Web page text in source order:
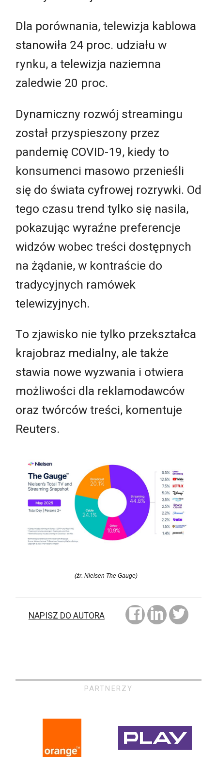
Dla porównania, telewizja kablowa
stanowiła 24 proc. udziału w
rynku, a telewizja naziemna
zaledwie 20 proc.
Dynamiczny rozwój streamingu
został przyspieszony przez
pandemię COVID-19, kiedy to
konsumenci masowo przenieśli
się do świata cyfrowej rozrywki. Od
tego czasu trend tylko się nasila,
pokazując wyraźne preferencje
widzów wobec treści dostępnych
na żądanie, w kontraście do
tradycyjnych ramówek
telewizyjnych.
To zjawisko nie tylko przekształca
krajobraz medialny, ale także
stawia nowe wyzwania i otwiera
możliwości dla reklamodawców
oraz twórców treści, komentuje
Reuters.
(źr. Nielsen The Gauge)
NAPISZ DO AUTORA
PARTNERZY